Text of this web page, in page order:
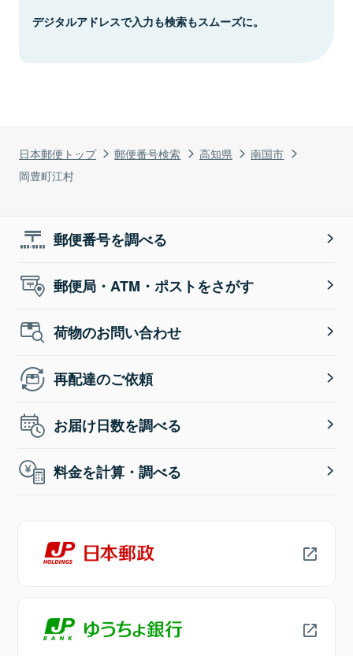
日本郵便トップ 郵便番号検索 高知県
南国市
岡豊町江村
デジタルアドレスで入力も検索もスムーズに。
郵便番号を調べる
郵便局・ATM・ポストをさがす
荷物のお問い合わせ
再配達のご依頼
お届け日数を調べる
料金を計算・調べる